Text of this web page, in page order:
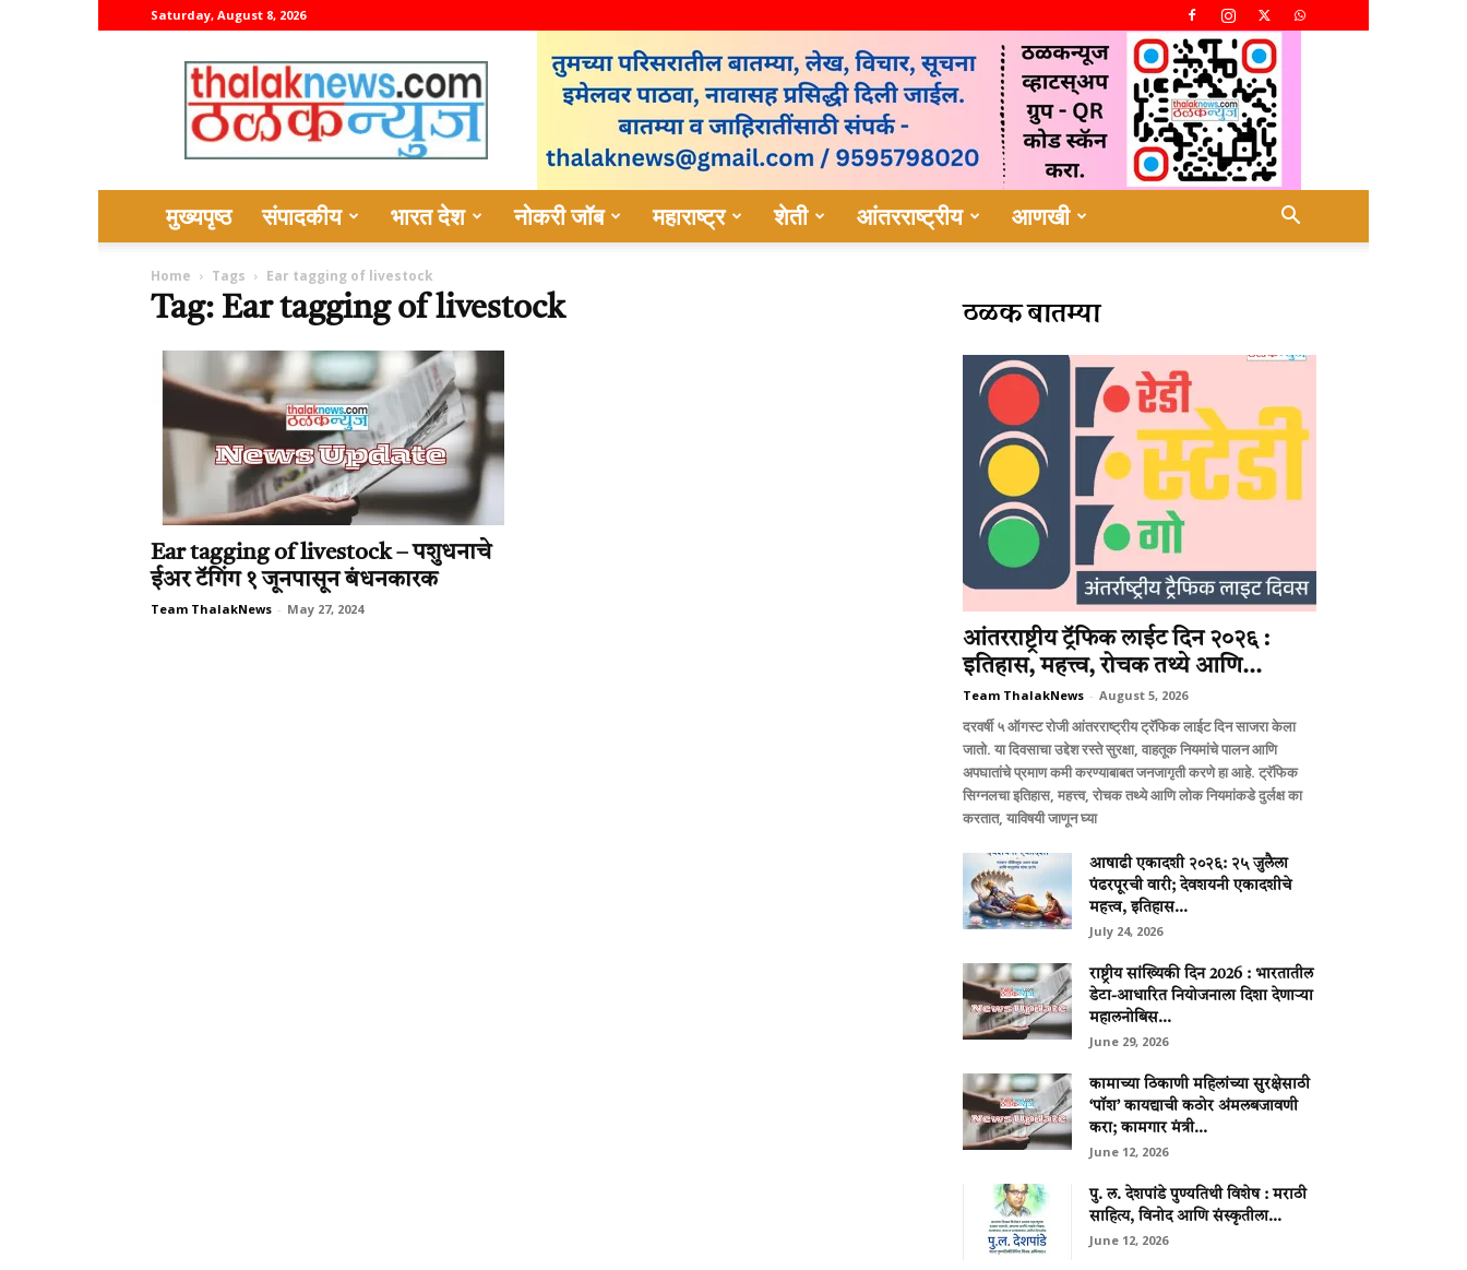
Saturday, August 8, 2026
thalaknews
मुख्यपृष्ठ संपादकीय भारत देश नोकरी जॉब महाराष्ट्र शेती आंतरराष्ट्रीय आणखी
Home Tags Ear tagging of livestock
Tag: Ear tagging of livestock
Ear tagging of livestock – पशुधनाचे
ईअर टॅगिंग १ जूनपासून बंधनकारक
Team ThalakNews - May 27, 2024
ठळक बातम्या
आंतरराष्ट्रीय ट्रॅफिक लाईट दिन २०२६ :
इतिहास, महत्त्व, रोचक तथ्ये आणि...
Team ThalakNews - August 5, 2026
दरवर्षी ५ ऑगस्ट रोजी आंतरराष्ट्रीय ट्रॅफिक लाईट दिन साजरा केला
जातो. या दिवसाचा उद्देश रस्ते सुरक्षा, वाहतूक नियमांचे पालन आणि
अपघातांचे प्रमाण कमी करण्याबाबत जनजागृती करणे हा आहे. ट्रॅफिक
सिग्नलचा इतिहास, महत्त्व, रोचक तथ्ये आणि लोक नियमांकडे दुर्लक्ष का
करतात, याविषयी जाणून घ्या
आषाढी एकादशी २०२६: २५ जुलैला
पंढरपूरची वारी; देवशयनी एकादशीचे
महत्त्व, इतिहास...
July 24, 2026
राष्ट्रीय सांख्यिकी दिन 2026 : भारतातील
डेटा-आधारित नियोजनाला दिशा देणाऱ्या
महालनोबिस...
June 29, 2026
कामाच्या ठिकाणी महिलांच्या सुरक्षेसाठी
‘पॉश’ कायद्याची कठोर अंमलबजावणी
करा; कामगार मंत्री...
June 12, 2026
पु. ल. देशपांडे पुण्यतिथी विशेष : मराठी
साहित्य, विनोद आणि संस्कृतीला...
June 12, 2026